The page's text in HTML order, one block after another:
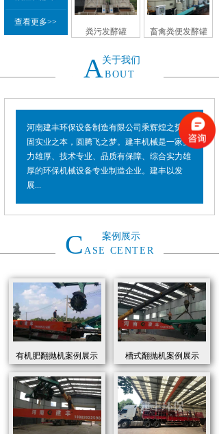
查看更多>>
粪污发酵罐 畜禽粪便发酵罐
关于我们
ABOUT
河南建丰环保设备制造有限公司乘辉煌之势，
固实业之本，圆腾飞之梦。建丰机械是一家实
力雄厚、技术专业、品质有保障、综合实力雄
厚的环保机械设备专业制造企业。建丰以发
展...
案例展示
C ASE CENTER
有机肥翻抛机案例展示 槽式翻抛机案例展示